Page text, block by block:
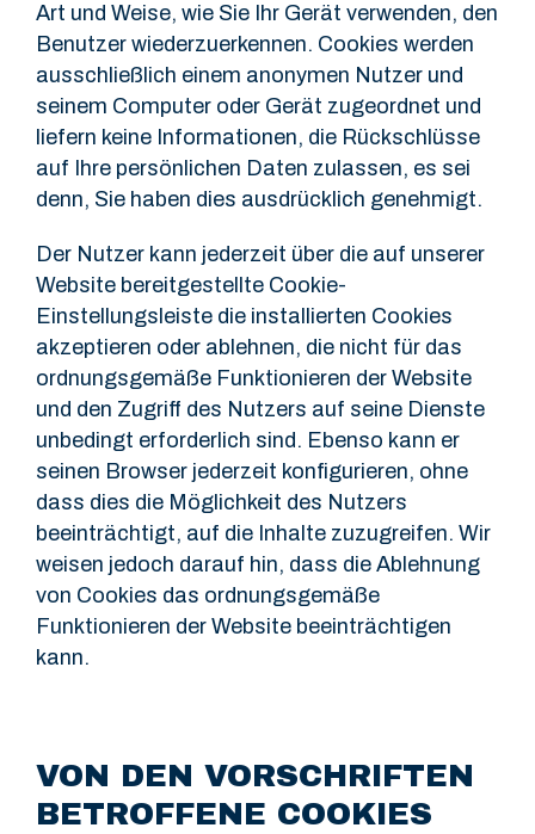
Art und Weise, wie Sie Ihr Gerät verwenden, den
Benutzer wiederzuerkennen. Cookies werden
ausschließlich einem anonymen Nutzer und
seinem Computer oder Gerät zugeordnet und
liefern keine Informationen, die Rückschlüsse
auf Ihre persönlichen Daten zulassen, es sei
denn, Sie haben dies ausdrücklich genehmigt.
Der Nutzer kann jederzeit über die auf unserer
Website bereitgestellte Cookie-
Einstellungsleiste die installierten Cookies
akzeptieren oder ablehnen, die nicht für das
ordnungsgemäße Funktionieren der Website
und den Zugriff des Nutzers auf seine Dienste
unbedingt erforderlich sind. Ebenso kann er
seinen Browser jederzeit konfigurieren, ohne
dass dies die Möglichkeit des Nutzers
beeinträchtigt, auf die Inhalte zuzugreifen. Wir
weisen jedoch darauf hin, dass die Ablehnung
von Cookies das ordnungsgemäße
Funktionieren der Website beeinträchtigen
kann.
VON DEN VORSCHRIFTEN
BETROFFENE COOKIES